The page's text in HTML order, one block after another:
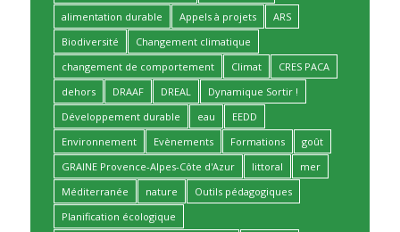
alimentation durable
Appels à projets
ARS
Biodiversité
Changement climatique
changement de comportement
Climat
CRES PACA
dehors
DRAAF DREAL
Dynamique Sortir !
Développement durable
eau
EEDD
Environnement
Evènements Formations
goût
GRAINE Provence-Alpes-Côte d'Azur
littoral
mer
Méditerranée
nature
Outils pédagogiques
Planification écologique